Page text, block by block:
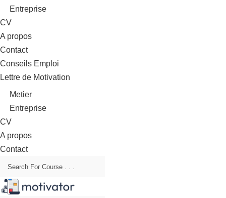
Entreprise
CV
A propos
Contact
Conseils Emploi
Lettre de Motivation
Metier
Entreprise
CV
A propos
Contact